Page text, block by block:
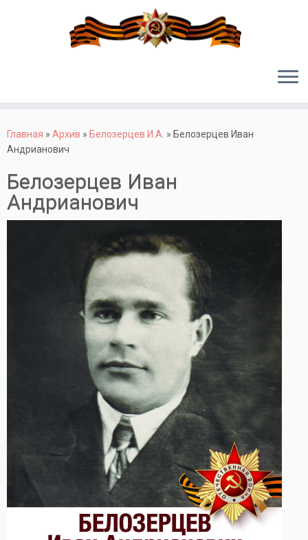
содержимому
Главная » Архив » Белозерцев И.А. » Белозерцев Иван
Андрианович
Белозерцев Иван
Андрианович